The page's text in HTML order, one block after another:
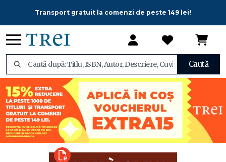
Transport gratuit la comenzi de peste 149 lei!
Caută